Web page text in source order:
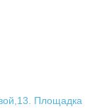
Площадка